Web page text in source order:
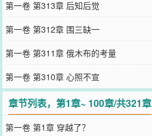
第一卷 第313章 后知后觉
第一卷 第312章 围三缺一
第一卷 第311章 俄木布的考量
第一卷 第310章 心照不宣
章节列表，第1章~ 100章/共321章
第一卷 第1章 穿越了？